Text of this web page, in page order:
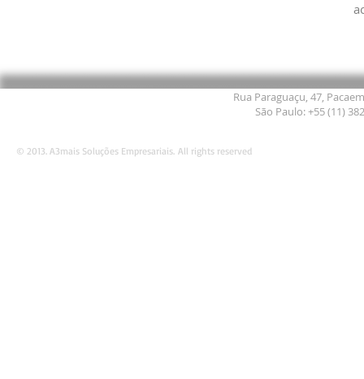
© 2013. A3mais Soluções Empresariais. All rights reserved
Rua Paraguaçu, 47,
São Paulo: +55 (11)